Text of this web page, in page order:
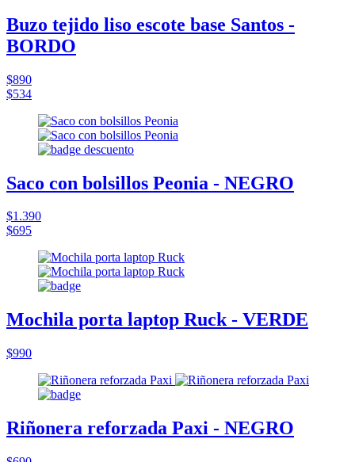
Buzo tejido liso escote base Santos -
BORDO
$890
$534
Saco con bolsillos Peonia - NEGRO
$1.390
$695
Mochila porta laptop Ruck - VERDE
$990
Riñonera reforzada Paxi - NEGRO